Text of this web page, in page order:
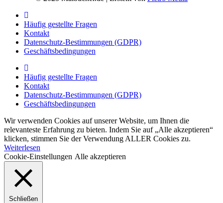
Häufig gestellte Fragen
Kontakt
Datenschutz-Bestimmungen (GDPR)
Geschäftsbedingungen
Häufig gestellte Fragen
Kontakt
Datenschutz-Bestimmungen (GDPR)
Geschäftsbedingungen
Wir verwenden Cookies auf unserer Website, um Ihnen die
relevanteste Erfahrung zu bieten. Indem Sie auf „Alle akzeptieren“
klicken, stimmen Sie der Verwendung ALLER Cookies zu.
Weiterlesen
Cookie-Einstellungen Alle akzeptieren
Schließen